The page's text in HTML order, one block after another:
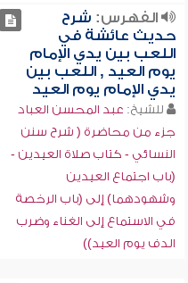
الفهرس: شرح
حديث عائشة في
اللعب بين يدي الإمام
يوم العيد , اللعب بين
يدي الإمام يوم العيد
للشيخ: عبد المحسن العباد
جزء من محاضرة ( شرح سنن
النسائي - كتاب صلاة العيدين -
(باب اجتماع العيدين
وشهودهما) إلى (باب الرخصة
في الاستماع إلى الغناء وضرب
الدف يوم العيد))